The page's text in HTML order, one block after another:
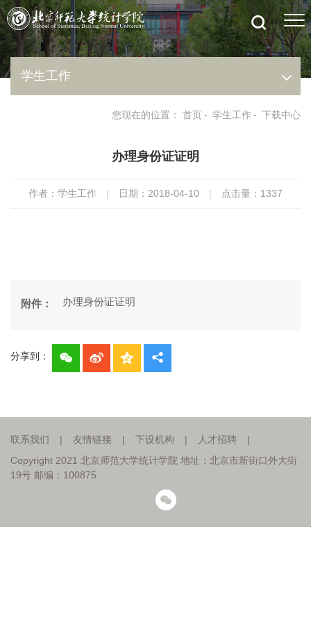
学生工作
您现在的位置： 首页- 学生工作- 下载中心
办理身份证证明
作者：学生工作 | 日期：2018-04-10 | 点击量： 1337
附件： 办理身份证证明
分享到：
联系我们 | 友情链接 | 下设机构 | 人才招聘
|
Copyright 2021 北京师范大学统计学院 地址：北京市新街口外大街
19号 邮编：100875